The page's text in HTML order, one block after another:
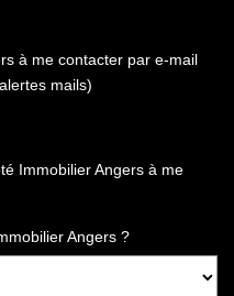
à me contacter par e-mail
mails)
Immobilier Angers à me
Angers ?